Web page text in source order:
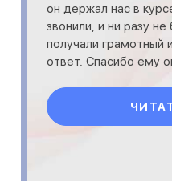
он держал нас в
звонили, и ни разу не
получали грамотный
ответ. Спасибо ему